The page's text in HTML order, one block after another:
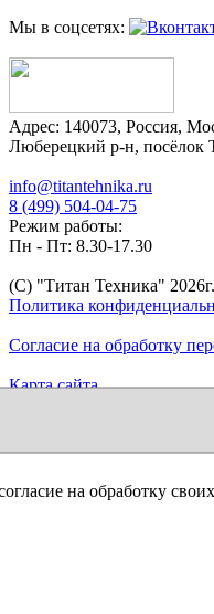
Мы в соцсетях:
Адрес: 140073, Россия,
Люберецкий р-н, посёлок
info@titantehnika.ru
8 (499) 504-04-75
Режим работы:
Пн - Пт: 8.30-17.30
(C) "Титан Техника" 2026
Политика
Согласие на обработку
Карта сайта
Продвижение сайта
на обработку своих